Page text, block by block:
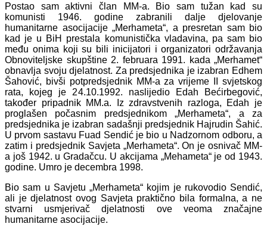
Postao sam aktivni član MM-a. Bio sam tužan kad su
komunisti 1946. godine zabranili dalje djelovanje
humanitarne asocijacije „Merhameta“, a presretan sam bio
kad je u BiH prestala komunistička vladavina, pa sam bio
među onima koji su bili inicijatori i organizatori održavanja
Obnoviteljske skupštine 2. februara 1991. kada „Merhamet“
obnavlja svoju djelatnost. Za predsjednika je izabran Edhem
Šahović, bivši potpredsjednik MM-a za vrijeme II svjetskog
rata, kojeg je 24.10.1992. naslijedio Edah Bećirbegović,
također pripadnik MM.a. Iz zdravstvenih razloga, Edah je
proglašen počasnim predsjednikom „Merhameta“, a za
predsjednika je izabran sadašnji predsjednik Hajrudin Šahić.
U prvom sastavu Fuad Sendić je bio u Nadzornom odboru, a
zatim i predsjednik Savjeta „Merhameta“. On je osnivač MM-
a još 1942. u Gradačcu. U akcijama „Mehameta“ je od 1943.
godine. Umro je decembra 1998.
Bio sam u Savjetu „Merhameta“ kojim je rukovodio Sendić,
ali je djelatnost ovog Savjeta praktično bila formalna, a ne
stvarni usmjerivač djelatnosti ove veoma značajne
humanitarne asocijacije.